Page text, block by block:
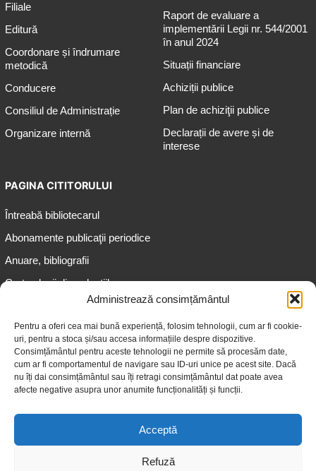
Administrează consimțământul
Pentru a oferi cea mai bună experiență, folosim tehnologii, cum ar fi cookie-
uri, pentru a stoca și/sau accesa informațiile despre dispozitive.
Consimțământul pentru aceste tehnologii ne permite să procesăm date,
cum ar fi comportamentul de navigare sau ID-uri unice pe acest site. Dacă
nu îți dai consimțământul sau îți retragi consimțământul dat poate avea
afecte negative asupra unor anumite funcționalități și funcții.
Acceptă
Refuză
Filiale
Editură
Coordonare și îndrumare
metodică
Conducere
Consiliul de Administrație
Organizare internă
Raport de evaluare a
implementării Legii nr. 544/2001
în anul 2024
Situații financiare
Achiziții publice
Plan de achiziţii publice
Declarații de avere și de
interese
PAGINA CITITORULUI
Întreabă bibliotecarul
Abonamente publicaţii periodice
Anuare, bibliografii
Cartea lunii din colecțiile
Informații pentru adolescenți
Informații pentru adulți
Informații pentru seniori